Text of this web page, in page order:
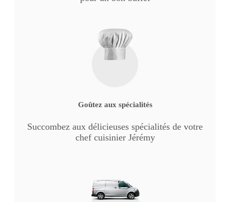
Goûtez aux spécialités
Succombez aux délicieuses spécialités de votre
chef cuisinier Jérémy